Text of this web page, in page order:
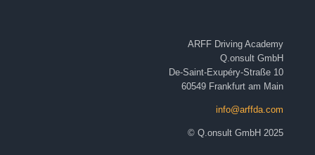
ARFF Driving Academy
Q.onsult GmbH
De-Saint-Exupéry-Straße 10
60549 Frankfurt am Main
info@arffda.com
©Q.onsult GmbH 2025